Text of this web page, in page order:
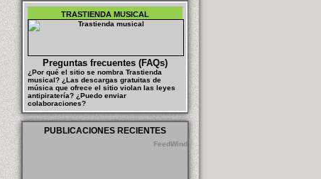
TRASTIENDA MUSICAL
Preguntas frecuentes (FAQs)
¿Por qué el sitio se nombra Trastienda
musical? ¿Las descargas gratuitas de
música que ofrece el sitio violan las leyes
antipiratería? ¿Puedo enviar
colaboraciones?
PUBLICACIONES RECIENTES
FeedWind